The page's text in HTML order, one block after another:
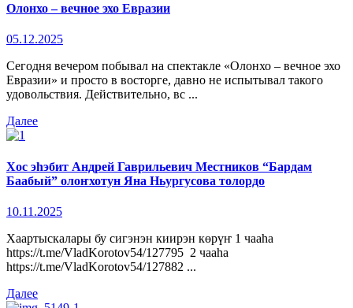
Олонхо – вечное эхо Евразии
05.12.2025
Сегодня вечером побывал на спектакле «Олонхо – вечное эхо
Евразии» и просто в восторге, давно не испытывал такого
удовольствия. Действительно, вс ...
Далее
Хос эһэбит Андрей Гаврильевич Местников “Бардам
Баабый” олоҥхотун Яна Ньургусова толордо
10.11.2025
Хаартыскалары бу сигэнэн киирэн көрүҥ 1 чааһа
https://t.me/VladKorotov54/127795 2 чааһа
https://t.me/VladKorotov54/127882 ...
Далее